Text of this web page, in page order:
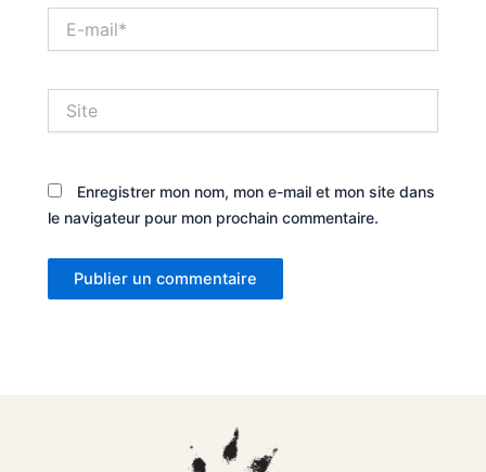
mail*
Enregistrer mon nom, mon e-mail et mon site dans
le navigateur pour mon prochain commentaire.